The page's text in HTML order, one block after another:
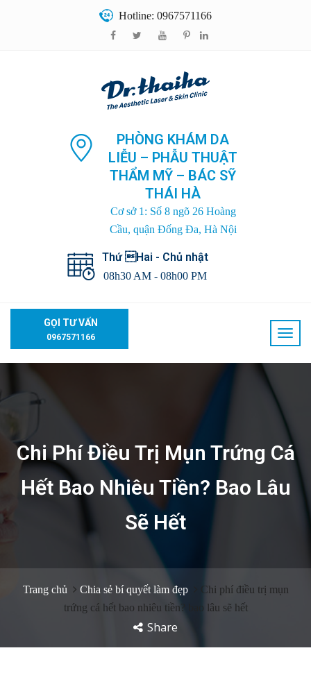
Hotline: 0967571166
PHÒNG KHÁM DA
LIỄU – PHẪU THUẬT
THẨM MỸ – BÁC SỸ
THÁI HÀ
Cơ sở 1: Số 8 ngõ 26 Hoàng
Cầu, quận Đống Đa, Hà Nội
Thứ Hai - Chủ nhật
08h30 AM - 08h00 PM
GỌI TƯ VẤN
0967571166
Chi Phí Điều Trị Mụn Trứng Cá
Hết Bao Nhiêu Tiền? Bao Lâu
Sẽ Hết
Trang chủ Chia sẻ bí quyết làm đẹp
Chi phí điều trị mụn
trứng cá hết bao nhiêu tiền? bao lâu sẽ hết
Share